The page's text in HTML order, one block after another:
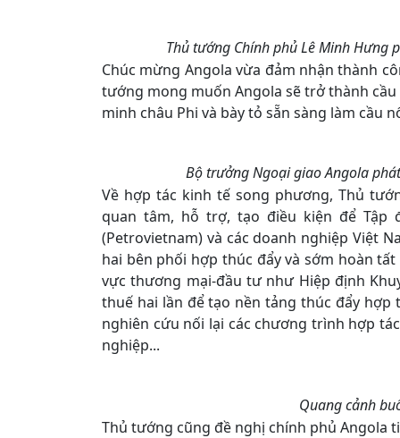
Thủ tướng Chính phủ Lê Minh Hưng
Chúc mừng Angola vừa đảm nhận thành
tướng mong muốn Angola sẽ trở thành
minh châu Phi và bày tỏ sẵn sàng làm cầu
Bộ trưởng Ngoại giao Angola
Về hợp tác kinh tế song phương, Thủ
quan tâm, hỗ trợ, tạo điều kiện để Tập
(Petrovietnam) và các doanh nghiệp Việt
hai bên phối hợp thúc đẩy và sớm hoàn
vực thương mại-đầu tư như Hiệp định
thuế hai lần để tạo nền tảng thúc đẩy hợp
nghiên cứu nối lại các chương trình hợp
nghiệp...
Quang cảnh
Thủ tướng cũng đề nghị chính phủ Angola